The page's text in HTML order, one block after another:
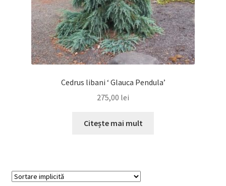
Cedrus libani ‘ Glauca Pendula’
275,00 lei
Citește mai mult